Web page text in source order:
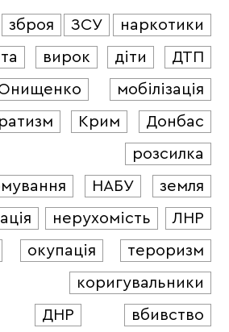
зброя ЗСУ
наркотики
вирок діти
ДТП
мобілізація
Крим
Донбас
розсилка
НАБУ
земля
нерухомість
ЛНР
окупація
тероризм
коригувальники
ДНР
вбивство